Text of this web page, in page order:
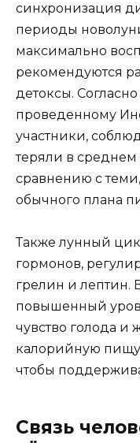
синхронизация
периоды
максимально
рекомендуются
детоксы.
проведенному
участники,
теряли в среднем
сравнению с
обычного плана
Также лунный
гормонов,
грелин и лептин.
повышенный
чувство голода и
калорийную
чтобы
Связь